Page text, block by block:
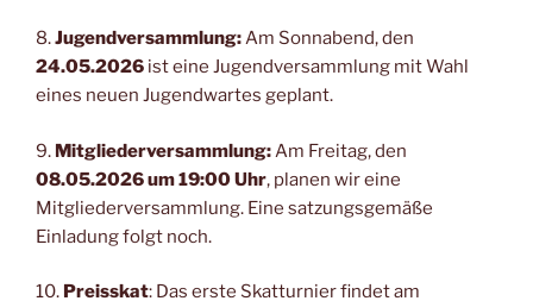
8.Jugendversammlung:Am Sonnabend, den
24.05.2026 ist eine Jugendversammlung mit Wahl
eines neuen Jugendwartes geplant.
9. Mitgliederversammlung:Am Freitag, den
08.05.2026 um 19:00 Uhr, planen wir eine
Mitgliederversammlung. Eine satzungsgemäße
Einladung folgt noch.
10. Preisskat: Das erste Skatturnier findet am